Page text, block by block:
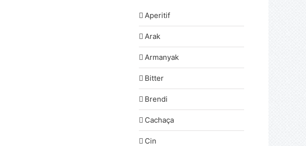
Aperitif
Arak
Armanyak
Bitter
Brendi
Cachaça
Cin